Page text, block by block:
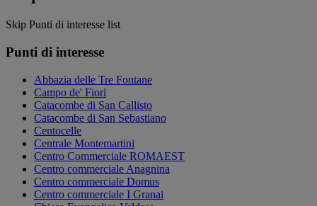
Skip Punti di interesse list
Punti di interesse
Abbazia delle Tre Fontane
Campo de' Fiori
Catacombe di San Callisto
Catacombe di San Sebastiano
Centocelle
Centrale Montemartini
Centro Commerciale ROMAEST
Centro commerciale Anagnina
Centro commerciale Domus
Centro commerciale I Granai